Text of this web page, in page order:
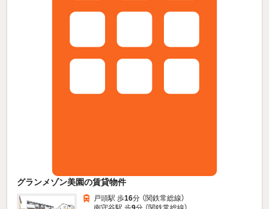
グランメゾン美園の賃貸物件
戸頭駅 歩16分 （関鉄常総線）